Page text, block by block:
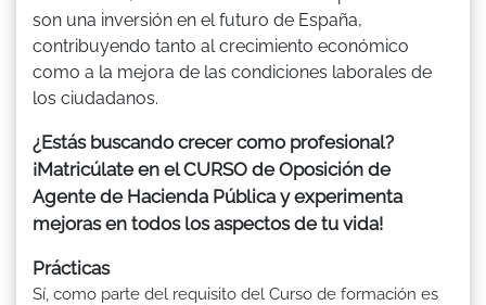
son una inversión en el futuro de España,
contribuyendo tanto al crecimiento económico
como a la mejora de las condiciones laborales de
los ciudadanos.
¿Estás buscando crecer como profesional?
¡Matricúlate en el CURSO de Oposición de
Agente de Hacienda Pública y experimenta
mejoras en todos los aspectos de tu vida!
Prácticas
Sí, como parte del requisito del Curso de formación es